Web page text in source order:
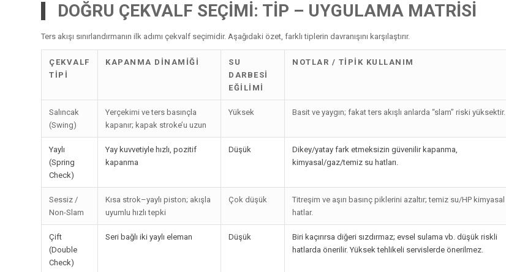
DOĞRU ÇEKVALF SEÇİMİ: TİP – UYGULAMA MATRİSİ
Ters akışı sınırlandırmanın ilk adımı çekvalf seçimidir. Aşağıdaki özet, farklı tiplerin davranışını karşılaştırır.
ÇEKVALF
TIPI
KAPANMA DINAMIĞI
SU
DARBESI
EĞILIMI
NOTLAR / TIPIK KULLANIM
Salıncak
(Swing)
Yerçekimi ve ters basınçla
kapanır; kapak stroke’u uzun
Yüksek Basit ve yaygın; fakat ters akışlı anlarda “slam” riski yüksektir.
Yaylı
(Spring
Check)
Yay kuvvetiyle hızlı, pozitif
kapanma
Düşük
Dikey/yatay fark etmeksizin güvenilir kapanma,
kimyasal/gaz/temiz su hatları.
Sessiz /
Non-Slam
Kısa strok–yaylı piston; akışla
uyumlu hızlı tepki
Çok düşük
Titreşim ve aşırı basınç piklerini azaltır; temiz su/HP kimyasal
hatlar.
Çift
(Double
Check)
Seri bağlı iki yaylı eleman Düşük
Biri kaçırırsa diğeri sızdırmaz; evsel sulama vb. düşük riskli
hatlarda önerilir. Yüksek tehlikeli servislerde önerilmez.